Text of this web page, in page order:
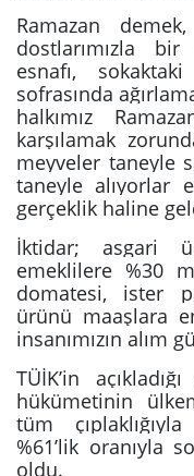
Ramazan
dostlarımızla
esnafı,
sofrasında
halkımız
karşılamak
meyveler taneyle
taneyle alıyorlar
gerçeklik haline
İktidar; asgari
emeklilere %30
domatesi, ister
ürünü maaşlara
insanımızın alım
TÜİK’in
hükümetinin
tüm
%61’lik oranıyla
oldu.